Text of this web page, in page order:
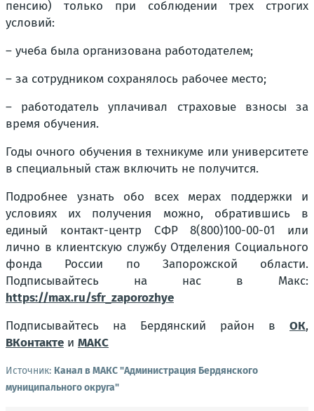
пенсию) только при соблюдении трех строгих
условий:
– учеба была организована работодателем;
– за сотрудником сохранялось рабочее место;
– работодатель уплачивал страховые взносы за
время обучения.
Годы очного обучения в техникуме или университете
в специальный стаж включить не получится.
Подробнее узнать обо всех мерах поддержки и
условиях их получения можно, обратившись в
единый контакт-центр СФР 8(800)100-00-01 или
лично в клиентскую службу Отделения Социального
фонда России по Запорожской области.
Подписывайтесь на нас в Макс:
https://max.ru/sfr_zaporozhye
Подписывайтесь на Бердянский район в ОК,
ВКонтакте и МАКС
Источник: Канал в МАКС "Администрация Бердянского
муниципального округа"